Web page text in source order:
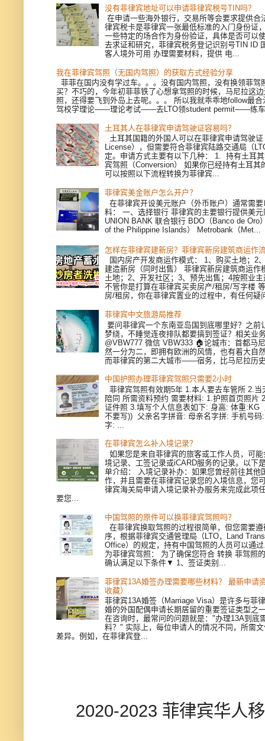
没有菲律宾地址可以申请菲律宾税号TIN吗？
在申请一些海外银行，交易所等会要求提供合
律宾税卡是菲律宾一张最低标准的入门身份证
一些特定的场合作为身份验证，具体是否可以
去求证和研究，菲律宾税务登记识别号TIN ID
客人境外可用 办理需要材料，提供 电...
我在菲律宾驾照（无国内驾照）的获取方式经验分享
菲菲在国内没有学过车。。。没有国内驾照，没有换领菲驾
买？不巧的，今年初菲菲铁了心想拿驾照的时候，马尼拉这
照，还得要飞到外岛上去呢。。。 所以我就乖乖地follow最
驾校学理论——理论考试——去LTO领student permit——练
土耳其人在菲律宾申请驾驶证容易吗？
土耳其国籍的外国人可以在菲律宾申请驾驶证
License），但需要符合菲律宾陆路交通局（
定。申请方式主要有以下几种： 1. 持有土耳
宾驾照（Conversion） 如果你已经持有土耳其
可以按照以下流程转换为菲律宾...
菲律宾美金账户怎么开户？
在菲律宾开设美元账户（外币账户）通常需
料： 一、选择银行 菲律宾的主要银行提供美
UNION BANK 联合银行 BDO（Banco de Oro
of the Philippine Islands） Metrobank（Met...
怎样在菲律宾建新房？菲律宾新房建筑商运作
国内房产开发商运作模式： 1、购买土地；2
建造新房（同时出售） 菲律宾新房建筑商运作
土地；2、开发社区；3、预先出售；4按照业
不管你是打算在菲律宾买卖房产/租房/写字楼
房/租房，你在菲律宾置业的过程中，有任何疑
菲律宾中文旅游局推荐
要问菲律宾一个东南亚岛国到底哪里好？之前
梦绕，不睡觉连夜排队都要搞到签证？相关业
@VBW777 微信 VBW333 🏠论城市：首都马
然一分为二，即拥有欧洲的风情，也有着大自
而菲律宾的第二大城市——宿务，比马尼拉历
中国护照办理菲律宾驾照只需要2小时
菲律宾驾照有效期5年 1.本人要去车管所 2.当
陪同 所需资料预约 需要材料: 1.护照首页照片
证件照 3.填写个人信息表如下: 身高: 体重:KG
不要写)) 父亲名字拼音: 母亲名字拼: 手机号码
字: ...
在菲律宾怎么补入境记录？
如果您是来自菲律宾的旅客或工作人员，可
境记录、工签记录或iCARD服务的记录。以下
单介绍： 入境记录补办：如果您曾经前往其他
作，并且需要在菲律宾记录您的入境信息，您
律宾海关局申请入境记录补办服务来完成此项
要您...
中国驾照的原件可以换菲律宾驾照吗？
在菲律宾换取驾照的过程很简单，但您需要
序，根据菲律宾交通管理局（LTO，Land
Office）的规定，持有中国驾照的人员可以通
为菲律宾驾照： 为了确保您符合 转换 菲驾照
确认满足以下条件▼ 1、签证类别...
菲律宾13A婚签办理需要哪些材料？ 最新申请
收藏）
菲律宾13A婚签（Marriage Visa）是许多与菲
婚的外国配偶申请长期居留的重要签证类型之
在咨询时，最常问的问题就是："办理13A到底
料？" 实际上，每位申请人的情况不同，所需
差异。例如，在菲律宾登...
2020-2023 菲律宾华人